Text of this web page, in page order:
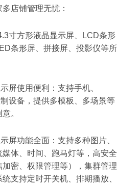
店铺管理无忧：
寸方形液晶显示屏、LCD条形
条形屏、拼接屏、投影仪等所
屏使用便利：支持手机、
设备，提供多模板、多场景等
。
屏功能全面：支持多种图片、
体、时间、跑马灯等，高安全
密、权限管理等），集群管理
支持定时开关机、排期播放、